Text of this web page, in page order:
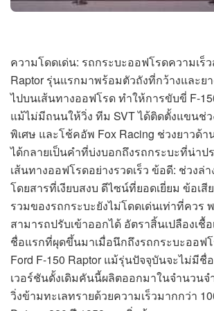
ความโดดเด่น: รถกระบะออฟโรดความเร็
Raptor รุ่นแรกมาพร้อมตัวถังที่กว้างและย
ไปบนเส้นทางออฟโรด ทำให้การขับขี่ F-
แม้ไม่มีถนนให้วิ่ง ทีม SVT ได้ติดตั้งแขนช่
พิเศษ และโช้คอัพ Fox Racing ช่วงยาวด้า
ได้กลายเป็นคำที่บ่งบอกถึงรถกระบะที่น่า
เส้นทางออฟโรดอย่างรวดเร็ว ข้อดี: ช่วงล่
โดยสารที่เงียบสงบ ดีไซน์ที่ยอดเยี่ยม ข้อเสี
รวมของรถกระบะยังไม่โดดเด่นเท่าที่ควร
สามารถปรับเข้าออกได้ อัตราสิ้นเปลืองเชื้
ชื่อแรกที่ผุดขึ้นมาเมื่อนึกถึงรถกระบะออฟ
Ford F-150 Raptor แม้รุ่นปัจจุบันจะไม่มีชื่
เวอร์ชันดั้งเดิมคันนี้ผลิตออกมาในจำนวน
วิ่งข้ามทะเลทรายด้วยความเร็วมากกว่า